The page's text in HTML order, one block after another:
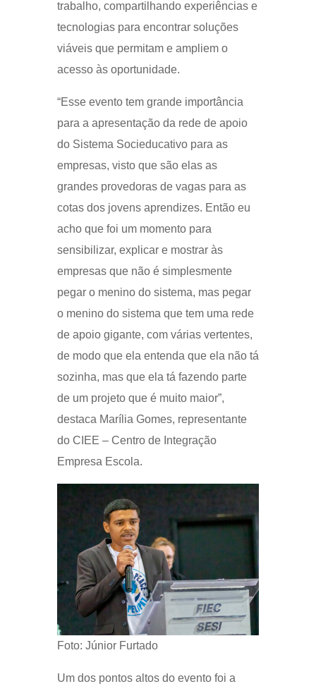
trabalho, compartilhando experiências e
tecnologias para encontrar soluções
viáveis que permitam e ampliem o
acesso às oportunidade.
“Esse evento tem grande importância
para a apresentação da rede de apoio
do Sistema Socieducativo para as
empresas, visto que são elas as
grandes provedoras de vagas para as
cotas dos jovens aprendizes. Então eu
acho que foi um momento para
sensibilizar, explicar e mostrar às
empresas que não é simplesmente
pegar o menino do sistema, mas pegar
o menino do sistema que tem uma rede
de apoio gigante, com várias vertentes,
de modo que ela entenda que ela não tá
sozinha, mas que ela tá fazendo parte
de um projeto que é muito maior”,
destaca Marília Gomes, representante
do CIEE – Centro de Integração
Empresa Escola.
Foto: Júnior Furtado
Um dos pontos altos do evento foi a